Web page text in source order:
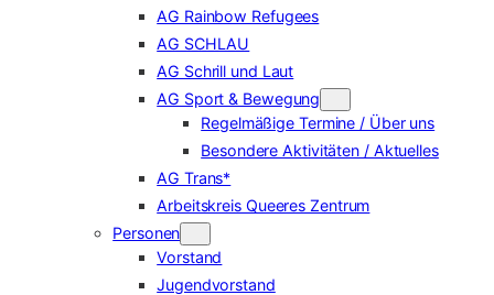
AG Rainbow Refugees
AG SCHLAU
AG Schrill und Laut
AG Sport & Bewegung
Regelmäßige Termine / Über uns
Besondere Aktivitäten / Aktuelles
AG Trans*
Arbeitskreis Queeres Zentrum
Personen
Vorstand
Jugendvorstand